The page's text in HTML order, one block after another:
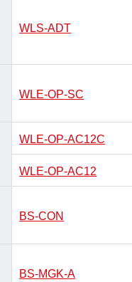
WLS-ADT
WLE-OP-SC
WLE-OP-AC12C
WLE-OP-AC12
BS-CON
BS-MGK-A